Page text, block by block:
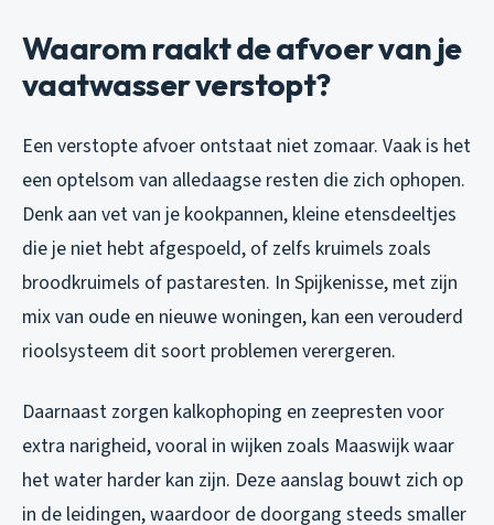
Waarom raakt de afvoer van je
vaatwasser verstopt?
Een verstopte afvoer ontstaat niet zomaar. Vaak is het
een optelsom van alledaagse resten die zich ophopen.
Denk aan vet van je kookpannen, kleine etensdeeltjes
die je niet hebt afgespoeld, of zelfs kruimels zoals
broodkruimels of pastaresten. In Spijkenisse, met zijn
mix van oude en nieuwe woningen, kan een verouderd
rioolsysteem dit soort problemen verergeren.
Daarnaast zorgen kalkophoping en zeepresten voor
extra narigheid, vooral in wijken zoals Maaswijk waar
het water harder kan zijn. Deze aanslag bouwt zich op
in de leidingen, waardoor de doorgang steeds smaller